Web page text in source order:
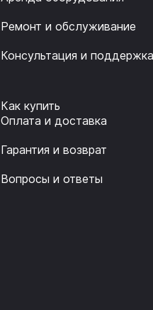
Ремонт и обслуживание
Консультация и поддержка
Как купить
Оплата и доставка
Гарантия и возврат
Вопросы и ответы